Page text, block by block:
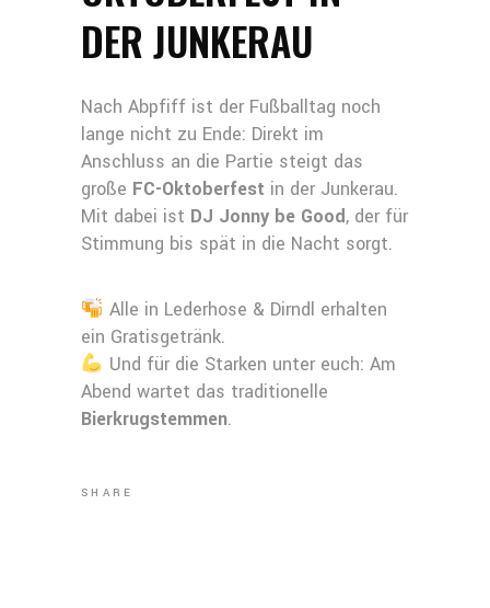
DER JUNKERAU
Nach Abpfiff ist der Fußballtag noch
lange nicht zu Ende: Direkt im
Anschluss an die Partie steigt das
große FC-Oktoberfest in der Junkerau.
Mit dabei ist DJ Jonny be Good, der für
Stimmung bis spät in die Nacht sorgt.
Alle in Lederhose & Dirndl erhalten
ein Gratisgetränk.
Und für die Starken unter euch: Am
Abend wartet das traditionelle
Bierkrugstemmen.
SHARE